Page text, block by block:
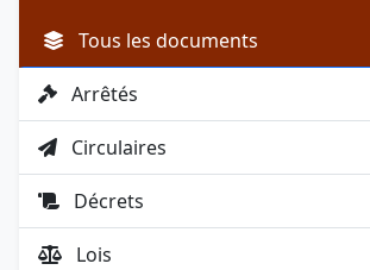
Tous les documents
Arrêtés
Circulaires
Décrets
Lois